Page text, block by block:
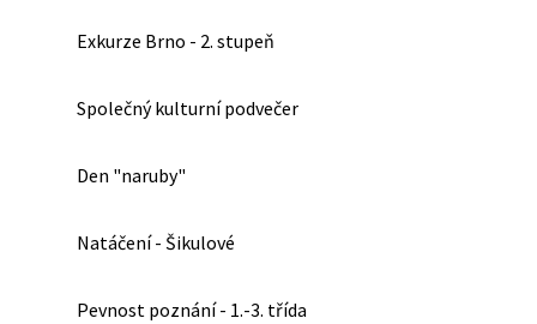
Exkurze Brno - 2. stupeň
Společný kulturní podvečer
Den "naruby"
Natáčení - Šikulové
Pevnost poznání - 1.-3. třída